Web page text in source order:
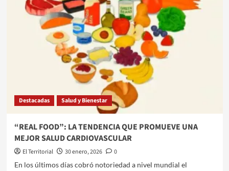
REFORZÓ
LAS
MEDIDAS
CONTROL
PREVENCIÓN
DEL
Y
LAS
LLUVIAS
Destacadas Salud y Bienestar
“REAL FOOD”: LA TENDENCIA QUE PROMUEVE UNA
MEJOR SALUD CARDIOVASCULAR
El Territorial 30 enero, 2026
0
En los últimos días cobró notoriedad a nivel mundial el